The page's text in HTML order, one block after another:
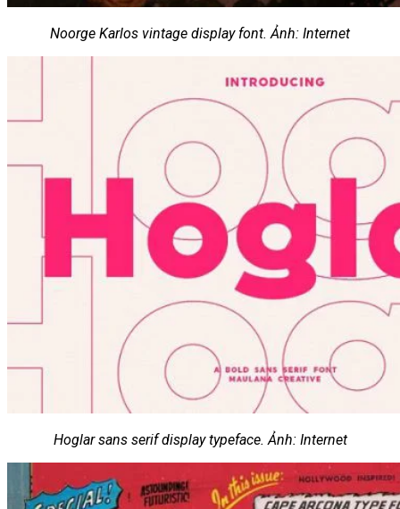
Noorge Karlos vintage display font. Ảnh: Internet
Hoglar sans serif display typeface. Ảnh: Internet